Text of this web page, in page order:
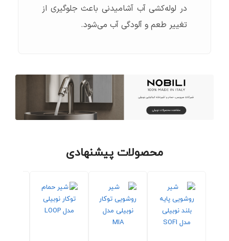
در لوله‌کشی آب آشامیدنی باعث جلوگیری از
تغییر طعم و آلودگی آب می‌شود.
محصولات پیشنهادی